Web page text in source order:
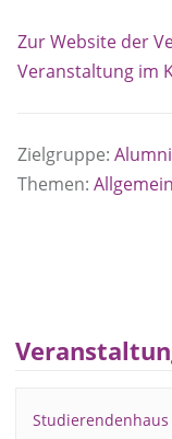
Zur Website der
Veranstaltung im
Zielgruppe: Alumni
Themen:
Studierendenhaus